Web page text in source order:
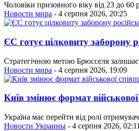
Чоловіки призовного віку від 23 до 60
Новости мира - 4 серпня 2026, 20:25
ЄС готує цілковиту заборону
Стратегічною метою Брюсселя
Новости мира - 4 серпня 2026, 19:09
Київ змінює формат
Україна має перейти від ролі
Новости Украины - 4 серпня 2026, 02:11